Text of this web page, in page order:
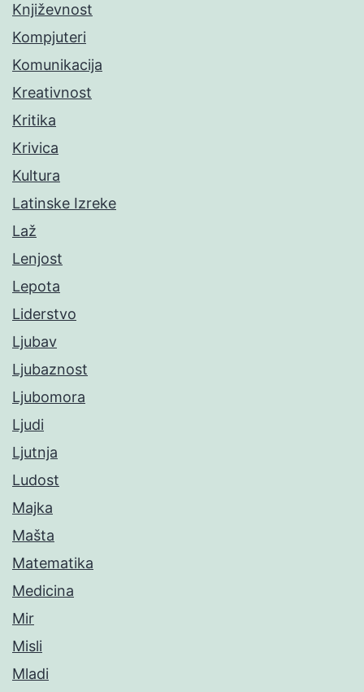
Književnost
Kompjuteri
Komunikacija
Kreativnost
Kritika
Krivica
Kultura
Latinske Izreke
Laž
Lenjost
Lepota
Liderstvo
Ljubav
Ljubaznost
Ljubomora
Ljudi
Ljutnja
Ludost
Majka
Mašta
Matematika
Medicina
Mir
Misli
Mladi